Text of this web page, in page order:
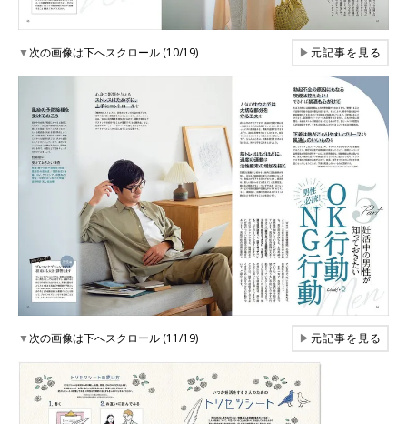
▼次の画像は下へスクロール (10/19) ▶元記事を見る
▼次の画像は下へスクロール (11/19) ▶元記事を見る